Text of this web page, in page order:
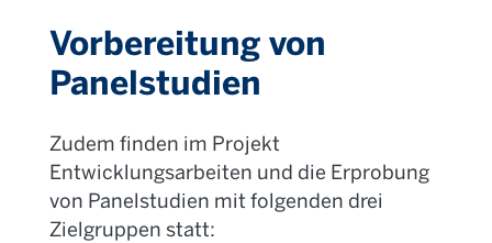
Vorbereitung von
Panelstudien
Zudem finden im Projekt
Entwicklungsarbeiten und die Erprobung
von Panelstudien mit folgenden drei
Zielgruppen statt: